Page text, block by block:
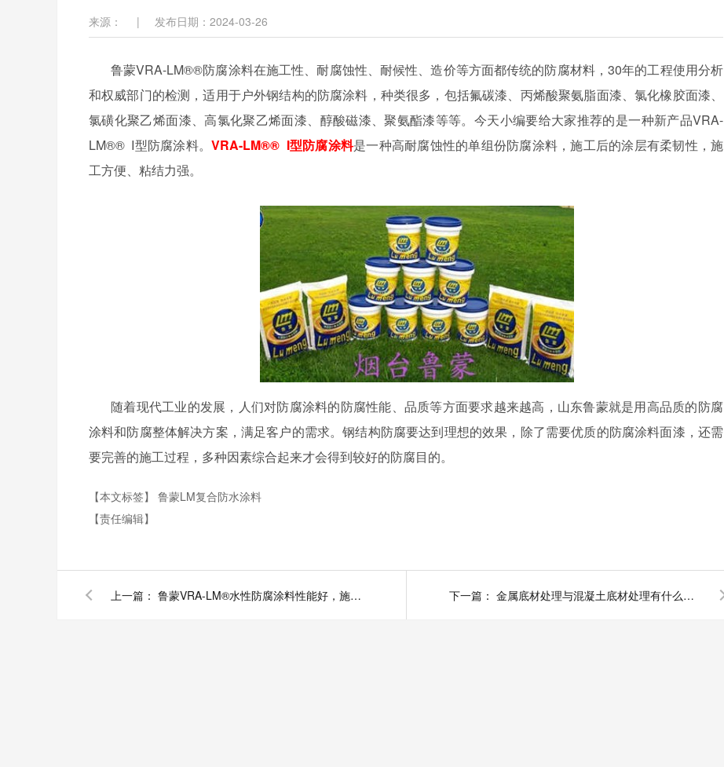
来源： | 发布日期：2024-03-26
鲁蒙VRA-LM®®防腐涂料在施工性、耐腐蚀性、耐候性、造价等方面都传统的防腐材料，30年的工程使用分析
和权威部门的检测，适用于户外钢结构的防腐涂料，种类很多，包括氟碳漆、丙烯酸聚氨脂面漆、氯化橡胶面漆、
氯磺化聚乙烯面漆、高氯化聚乙烯面漆、醇酸磁漆、聚氨酯漆等等。今天小编要给大家推荐的是一种新产品VRA-
LM®® I型防腐涂料。VRA-LM®® I型防腐涂料是一种高耐腐蚀性的单组份防腐涂料，施工后的涂层有柔韧性，施
工方便、粘结力强。
随着现代工业的发展，人们对防腐涂料的防腐性能、品质等方面要求越来越高，山东鲁蒙就是用高品质的防腐
涂料和防腐整体解决方案，满足客户的需求。钢结构防腐要达到理想的效果，除了需要优质的防腐涂料面漆，还需
要完善的施工过程，多种因素综合起来才会得到较好的防腐目的。
【本文标签】 鲁蒙LM复合防水涂料
【责任编辑】
上一篇： 鲁蒙VRA-LM®水性防腐涂料性能好，施工效果好 下一篇： 金属底材处理与混凝土底材处理有什么区别？